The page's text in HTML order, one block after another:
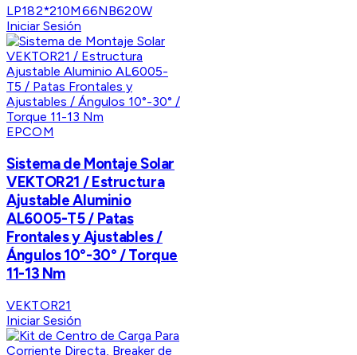
LP182*210M66NB620W
Iniciar Sesión
EPCOM
Sistema de Montaje Solar
VEKTOR21 / Estructura
Ajustable Aluminio
AL6005-T5 / Patas
Frontales y Ajustables /
Ángulos 10°-30° / Torque
11-13 Nm
VEKTOR21
Iniciar Sesión